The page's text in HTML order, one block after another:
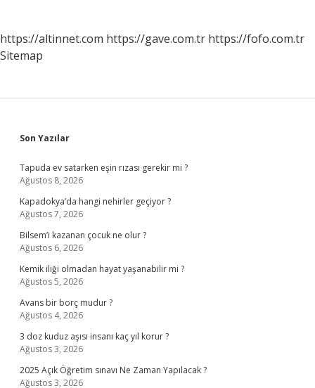
https://altinnet.com https://gave.com.tr https://fofo.com.tr
Sitemap
Sidebar
Son Yazılar
Tapuda ev satarken eşin rızası gerekir mi ?
Ağustos 8, 2026
Kapadokya’da hangi nehirler geçiyor ?
Ağustos 7, 2026
Bilsem’i kazanan çocuk ne olur ?
Ağustos 6, 2026
Kemik iliği olmadan hayat yaşanabilir mi ?
Ağustos 5, 2026
Avans bir borç mudur ?
Ağustos 4, 2026
3 doz kuduz aşısı insanı kaç yıl korur ?
Ağustos 3, 2026
2025 Açık Öğretim sınavı Ne Zaman Yapılacak ?
Ağustos 3, 2026